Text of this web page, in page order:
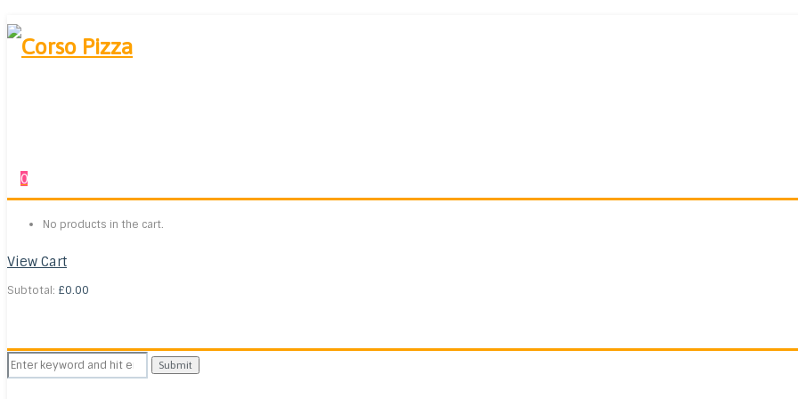
0
No products in the cart.
View Cart
Subtotal: £0.00